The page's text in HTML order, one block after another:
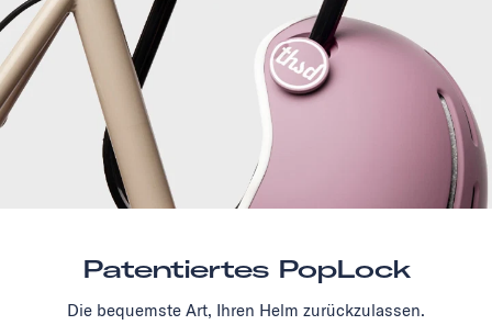
Patentiertes PopLock
Die bequemste Art, Ihren Helm zurückzulassen.